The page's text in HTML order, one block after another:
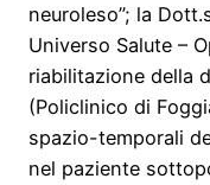
neuroleso”; la
Universo Salute –
riabilitazione della
(Policlinico di
spazio-temporali
nel paziente